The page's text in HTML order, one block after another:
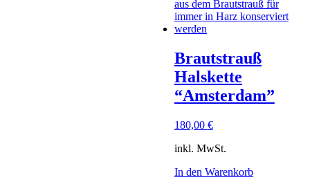
Brautstrauß
Halskette
“Amsterdam”
180,00 €
inkl. MwSt.
In den Warenkorb